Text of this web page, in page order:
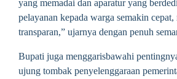
yang memadai dan aparatur yang
pelayanan kepada warga semakin cepat,
transparan,” ujarnya dengan penuh
Bupati juga menggarisbawahi
ujung tombak penyelenggaraan